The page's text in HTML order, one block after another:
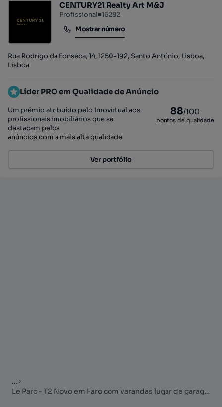
CENTURY21 Realty Art M&J
Profissional■16282
Mostrar número
Mostrar número
Rua Rodrigo da Fonseca, 14, 1250-192, Santo António, Lisboa,
Lisboa
Líder PRO em Qualidade de Anúncio
Um prémio atribuído pelo Imovirtual aos
profissionais imobiliários que se
destacam pelos
anúncios com a mais alta qualidade
88/100
pontos de qualidade
Ver portfólio
...
Le Parc - T2 Novo em Faro com varandas lugar de garagem e arrecadação